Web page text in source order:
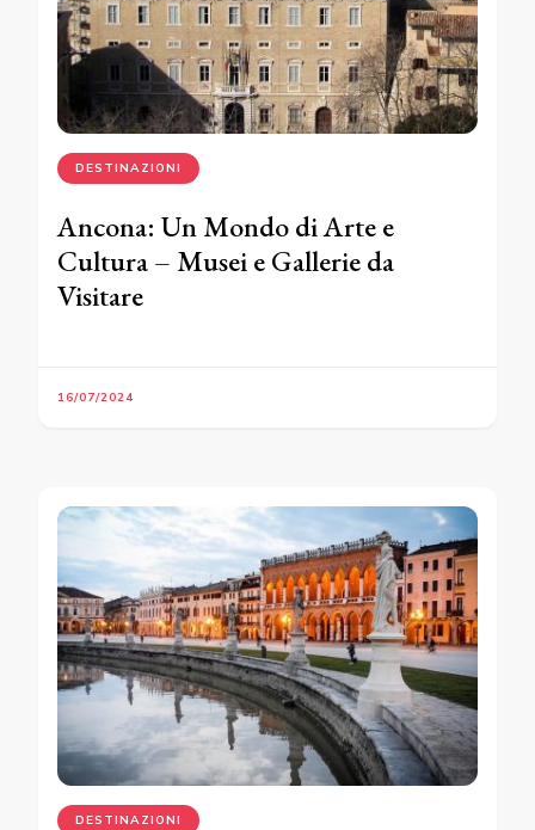
DESTINAZIONI
Ancona: Un Mondo di Arte e
Cultura – Musei e Gallerie da
Visitare
16/07/2024
DESTINAZIONI